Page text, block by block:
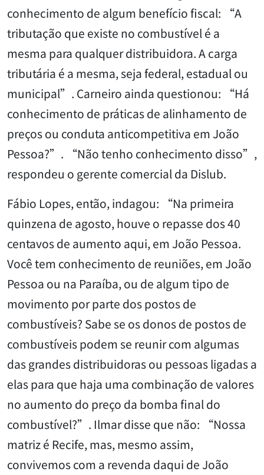
conhecimento de algum benefício fiscal: “A
tributação que existe no combustível é a
mesma para qualquer distribuidora. A carga
tributária é a mesma, seja federal, estadual ou
municipal”. Carneiro ainda questionou: “Há
conhecimento de práticas de alinhamento de
preços ou conduta anticompetitiva em João
Pessoa?”. “Não tenho conhecimento disso”,
respondeu o gerente comercial da Dislub.
Fábio Lopes, então, indagou: “Na primeira
quinzena de agosto, houve o repasse dos 40
centavos de aumento aqui, em João Pessoa.
Você tem conhecimento de reuniões, em João
Pessoa ou na Paraíba, ou de algum tipo de
movimento por parte dos postos de
combustíveis? Sabe se os donos de postos de
combustíveis podem se reunir com algumas
das grandes distribuidoras ou pessoas ligadas a
elas para que haja uma combinação de valores
no aumento do preço da bomba final do
combustível?”. Ilmar disse que não: “Nossa
matriz é Recife, mas, mesmo assim,
convivemos com a revenda daqui de João